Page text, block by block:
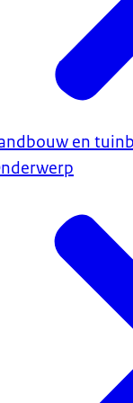
en